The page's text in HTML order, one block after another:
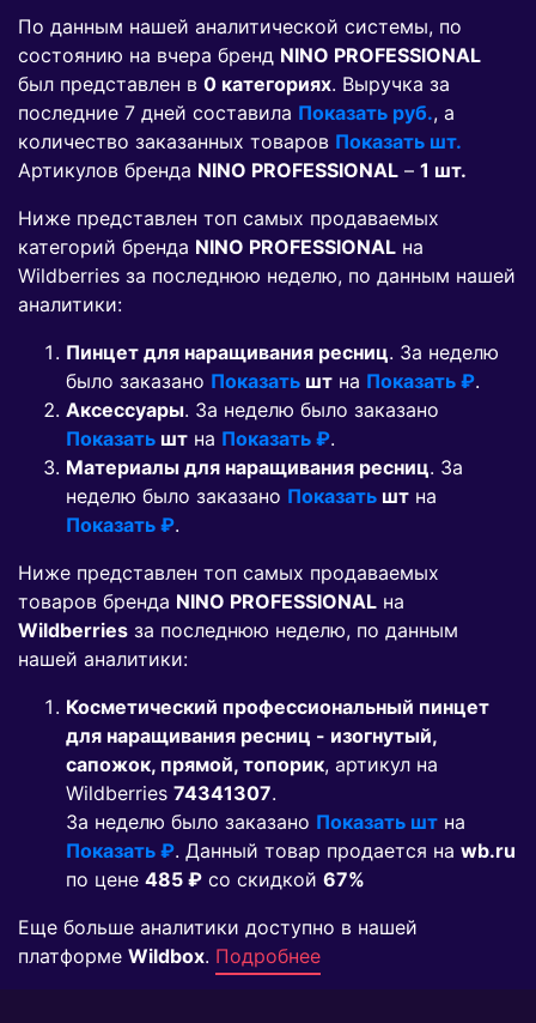
По данным нашей аналитической системы, по
состоянию на вчера бренд NINO PROFESSIONAL
был представлен в 0 категориях. Выручка за
последние 7 дней составила Показать руб., а
количество заказанных товаров Показать шт.
Артикулов бренда NINO PROFESSIONAL – 1 шт.
Ниже представлен топ самых продаваемых
категорий бренда NINO PROFESSIONAL на
Wildberries за последнюю неделю, по данным нашей
аналитики:
Пинцет для наращивания ресниц. За неделю
было заказано Показать шт на Показать ₽.
Аксессуары. За неделю было заказано
Показать шт на Показать ₽.
Материалы для наращивания ресниц. За
неделю было заказано Показать шт на
Показать ₽.
Ниже представлен топ самых продаваемых
товаров бренда NINO PROFESSIONAL на
Wildberries за последнюю неделю, по данным
нашей аналитики:
Косметический профессиональный пинцет
для наращивания ресниц - изогнутый,
сапожок, прямой, топорик, артикул на
Wildberries 74341307.
За неделю было заказано Показать шт на
Показать ₽. Данный товар продается на wb.ru
по цене 485 ₽ co скидкой 67%
Еще больше аналитики доступно в нашей
платформе Wildbox. Подробнее